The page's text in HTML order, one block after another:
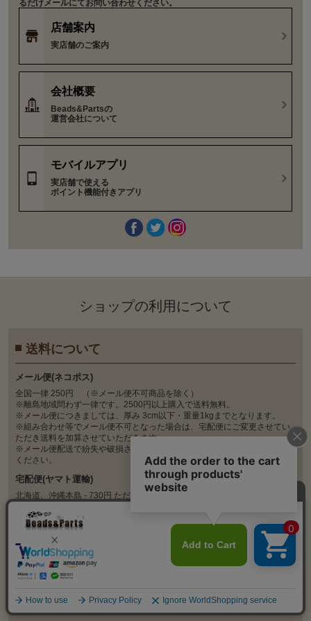
るだけメールにてお問い合わせください。
店舗案内
実店舗のご案内
会社概要
Beads&Partsの
運営会社について
モバイルアプリ
実店舗で使える
ポイント機能付きアプリ
ショップの利⽤について
送料について
メール便(ネコポス)
全国一律 250円 （※メール便不可商品を除く）
※離島地域問わず一律です。2500円以上購入で送料無料。
※メール便につきましては、厚み 3cm以下・重量1kgまでとなります。
※組み合わせ等でメール便不可となった場合は、宅配便にご変更させてい
ただき送料を加算させていただきます。
※メール便配送で紛失や破損された場合商品保証はできませんのでご了承
ください。
宅配便(ヤマト運輸)
北海道、沖縄本島 - 730円 ただし5000円以上購入で送料無料
離島 - 別途お見積り
※代引きの場合上記料金に代引き手数料330円(税込)がかかります。
※返送･転送時の往復送料はお客様ご負担となります。予めご了承下さいま
せ。
お支払いについて